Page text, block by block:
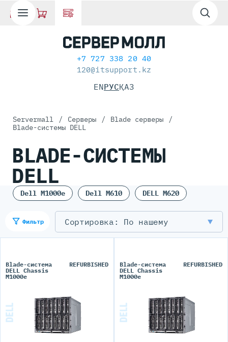
+7 727 338 20 40
120@itsupport.kz
ENРУСҚАЗ
Servermall / Cерверы / Blade серверы
/
Blade-системы DELL
BLADE-СИСТЕМЫ
DELL
Dell M1000e Dell M610 DELL M620
Фильтр По нашему
Blade-система
DELL Chassis
M1000e
REFURBISHED
Blade-система
DELL Chassis
M1000e
REFURBISHED